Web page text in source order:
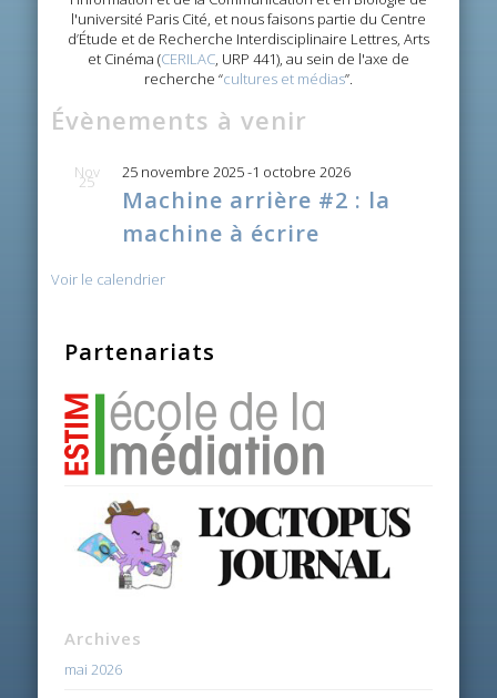
l'université Paris Cité, et nous faisons partie du Centre
d’Étude et de Recherche Interdisciplinaire Lettres, Arts
et Cinéma (CERILAC , URP 441), au sein de l'axe de
recherche “cultures et médias”.
Évènements à venir
Nov
25 25 novembre 2025-1 octobre 2026
Machine arrière #2 : la
machine à écrire
Voir le calendrier
Partenariats
Archives
mai 2026